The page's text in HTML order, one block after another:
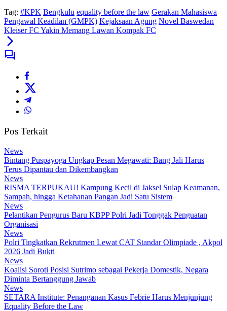
Tag: #KPK Bengkulu equality before the law Gerakan Mahasiswa
Pengawal Keadilan (GMPK) Kejaksaan Agung Novel Baswedan
Kleiser FC Yakin Memang Lawan Kompak FC
Pos Terkait
News
Bintang Puspayoga Ungkap Pesan Megawati: Bang Jali Harus
Terus Dipantau dan Dikembangkan
News
RISMA TERPUKAU! Kampung Kecil di Jaksel Sulap Keamanan,
Sampah, hingga Ketahanan Pangan Jadi Satu Sistem
News
Pelantikan Pengurus Baru KBPP Polri Jadi Tonggak Penguatan
Organisasi
News
Polri Tingkatkan Rekrutmen Lewat CAT Standar Olimpiade , Akpol
2026 Jadi Bukti
News
Koalisi Soroti Posisi Sutrimo sebagai Pekerja Domestik, Negara
Diminta Bertanggung Jawab
News
SETARA Institute: Penanganan Kasus Febrie Harus Menjunjung
Equality Before the Law